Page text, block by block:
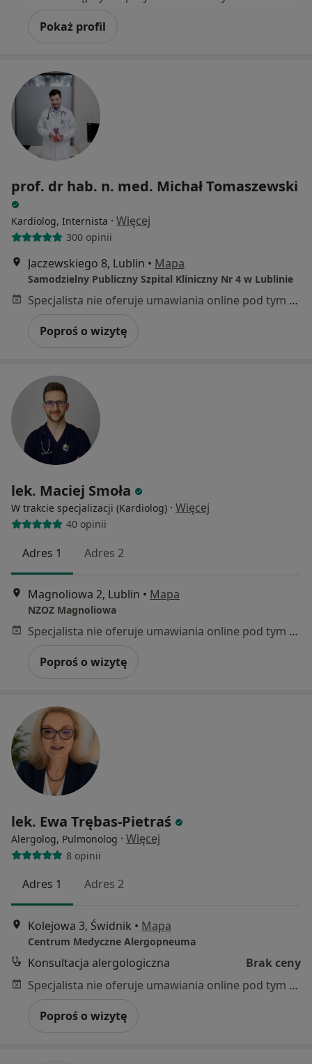
Pokaż profil
prof. dr hab. n. med. Michał Tomaszewski
Kardiolog, Internista · Więcej
300 opinii
Jaczewskiego 8, Lublin • Mapa
Samodzielny Publiczny Szpital Kliniczny Nr 4 w Lublinie
Specjalista nie oferuje umawiania online pod tym adresem.
Poproś o wizytę
lek. Maciej Smoła
W trakcie specjalizacji (Kardiolog) · Więcej
40 opinii
Adres 1 Adres 2
Magnoliowa 2, Lublin • Mapa
NZOZ Magnoliowa
Specjalista nie oferuje umawiania online pod tym adresem.
Poproś o wizytę
lek. Ewa Trębas-Pietraś
Alergolog, Pulmonolog · Więcej
8 opinii
Adres 1 Adres 2
Kolejowa 3, Świdnik • Mapa
Centrum Medyczne Alergopneuma
Konsultacja alergologiczna
Brak ceny
Specjalista nie oferuje umawiania online pod tym adresem.
Poproś o wizytę